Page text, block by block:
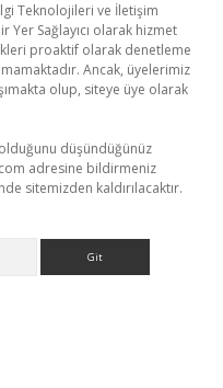
Teknolojileri ve İletişim
Yer Sağlayıcı olarak hizmet
proaktif olarak denetleme
Ancak, üyelerimiz
olup, siteye üye olarak
düşündüğünüz
adresine bildirmeniz
sitemizden kaldırılacaktır.